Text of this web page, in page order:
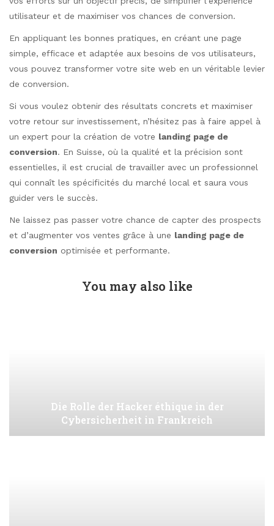
utilisateur et de maximiser vos chances de conversion.
En appliquant les bonnes pratiques, en créant une page
simple, efficace et adaptée aux besoins de vos utilisateurs,
vous pouvez transformer votre site web en un véritable levier
de conversion.
Si vous voulez obtenir des résultats concrets et maximiser
votre retour sur investissement, n’hésitez pas à faire appel à
un expert pour la création de votre landing page de
conversion. En Suisse, où la qualité et la précision sont
essentielles, il est crucial de travailler avec un professionnel
qui connaît les spécificités du marché local et saura vous
guider vers le succès.
Ne laissez pas passer votre chance de capter des prospects
et d’augmenter vos ventes grâce à une landing page de
conversion optimisée et performante.
You may also like
Die Rolle der Hacker éthique in der
Cybersicherheit in Frankreich